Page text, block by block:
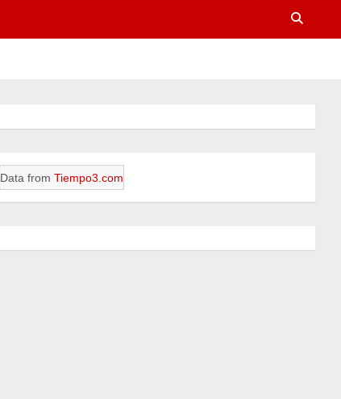
Data fromTiempo3.com